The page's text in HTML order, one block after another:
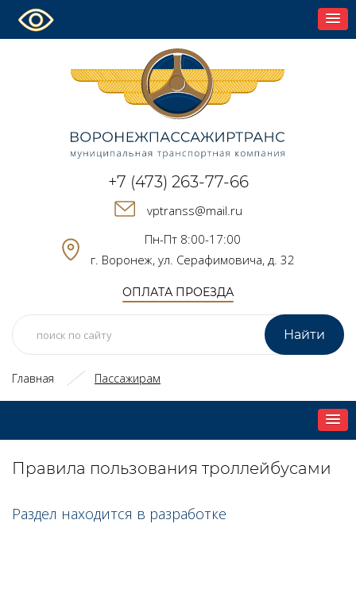
+7 (473) 263-77-66
vptranss@mail.ru
Пн-Пт 8:00-17:00
г. Воронеж, ул. Серафимовича, д. 32
ОПЛАТА ПРОЕЗДА
Главная Пассажирам
Правила пользования троллейбусами
Раздел находится в разработке